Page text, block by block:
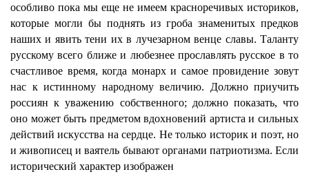
особливо пока мы еще не имеем красноречивых историков,
которые могли бы поднять из гроба знаменитых предков
наших и явить тени их в лучезарном венце славы. Таланту
русскому всего ближе и любезнее прославлять русское в то
счастливое время, когда монарх и самое провидение зовут
нас к истинному народному величию. Должно приучить
россиян к уважению собственного; должно показать, что
оно может быть предметом вдохновений артиста и сильных
действий искусства на сердце. Не только историк и поэт, но
и живописец и ваятель бывают органами патриотизма. Если
исторический характер изображен